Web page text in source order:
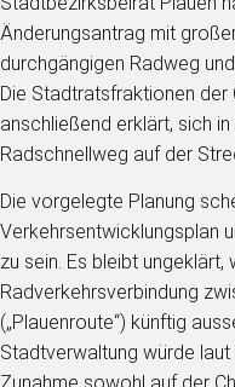
Änderungsantrag mit
durchgängigen Radweg
Die Stadtratsfraktionen der
anschließend erklärt, sich
Radschnellweg auf der
Die vorgelegte Planung
Verkehrsentwicklungsplan
zu sein. Es bleibt ungeklärt,
Radverkehrsverbindung
(„Plauenroute“) künftig
Stadtverwaltung würde